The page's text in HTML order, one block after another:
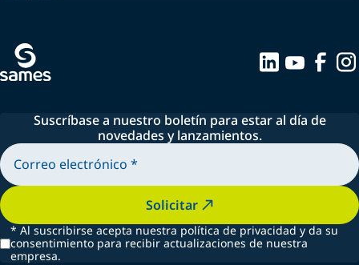
Suscríbase a nuestro boletín para estar al día de
novedades y lanzamientos.
Solicitar
* Al suscribirse acepta nuestra política de privacidad y da su
consentimiento para recibir actualizaciones de nuestra
empresa.